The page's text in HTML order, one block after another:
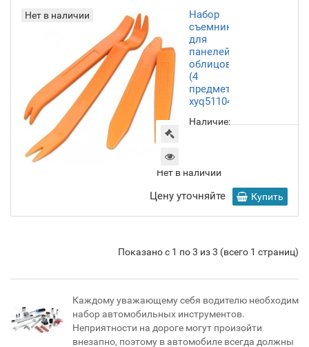
Нет в наличии
Набор
съемников
для
панелей
облицовки
(4
предмета),
xyq51104123
Наличие:
Нет в наличии
Цену уточняйте Купить
Показано с 1 по 3 из 3 (всего 1 страниц)
Каждому уважающему себя водителю необходим
набор автомобильных инструментов.
Неприятности на дороге могут произойти
внезапно, поэтому в автомобиле всегда должны